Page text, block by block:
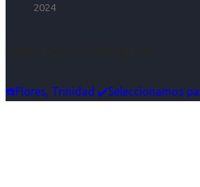
2024
☎️Flores, Trinidad ✔️Seleccionamos